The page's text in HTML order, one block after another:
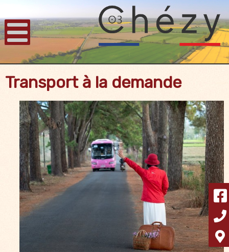
Transport à la demande